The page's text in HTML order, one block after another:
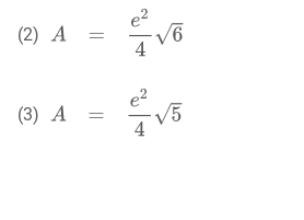
(2)
(3)